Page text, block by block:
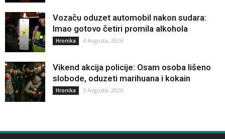
Vozaču oduzet automobil nakon sudara:
Imao gotovo četiri promila alkohola
Hronika 4 Avgusta, 2026
Vikend akcija policije: Osam osoba lišeno
slobode, oduzeti marihuana i kokain
Hronika 3 Avgusta, 2026